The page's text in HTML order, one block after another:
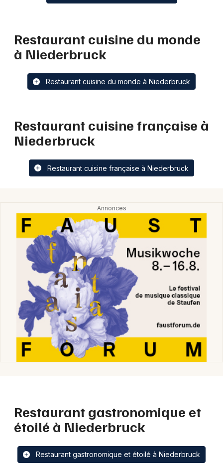
Restaurant cuisine du monde
à Niederbruck
Restaurant cuisine du monde à Niederbruck
Restaurant cuisine française à
Niederbruck
Restaurant cuisine française à Niederbruck
Restaurant gastronomique et
étoilé à Niederbruck
Restaurant gastronomique et étoilé à Niederbruck